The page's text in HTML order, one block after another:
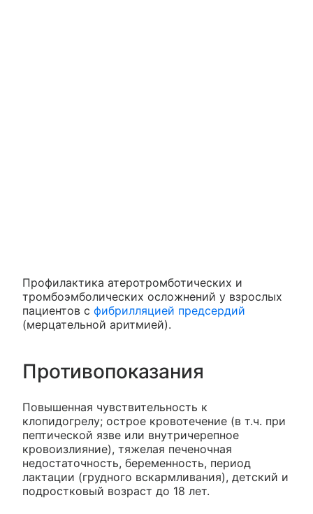
Профилактика атеротромботических и
тромбоэмболических осложнений у взрослых
пациентов с фибрилляцией предсердий
(мерцательной аритмией).
Противопоказания
Повышенная чувствительность к
клопидогрелу; острое кровотечение (в т.ч. при
пептической язве или внутричерепное
кровоизлияние), тяжелая печеночная
недостаточность, беременность, период
лактации (грудного вскармливания), детский и
подростковый возраст до 18 лет.